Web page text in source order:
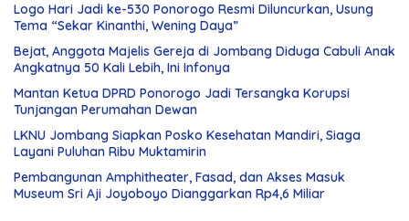
Logo Hari Jadi ke-530 Ponorogo Resmi Diluncurkan, Usung
Tema “Sekar Kinanthi, Wening Daya”
Bejat, Anggota Majelis Gereja di Jombang Diduga Cabuli Anak
Angkatnya 50 Kali Lebih, Ini Infonya
Mantan Ketua DPRD Ponorogo Jadi Tersangka Korupsi
Tunjangan Perumahan Dewan
LKNU Jombang Siapkan Posko Kesehatan Mandiri, Siaga
Layani Puluhan Ribu Muktamirin
Pembangunan Amphitheater, Fasad, dan Akses Masuk
Museum Sri Aji Joyoboyo Dianggarkan Rp4,6 Miliar